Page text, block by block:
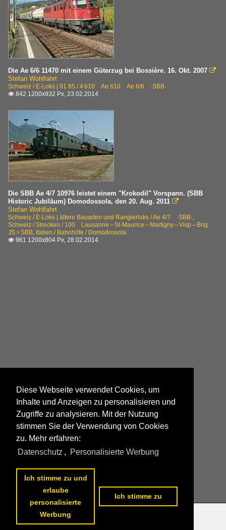
Die Ae 6/6 11470 mit einem Güterzug bei Bossière. 16. Okt. 2007 
Stefan Wohlfahrt
Schweiz / E-Loks | 91 85 / 4 610 Ae 610 Ae 6/6 ·SBB·
 842 1200x932 Px, 23.02.2014
Die SBB Ae 4/7 10976 leistet einem "Krokodil" Vorspann. (SBB
Historic Jubiläum) Domodossola, den 20. Aug. 2011 
Stefan Wohlfahrt
Schweiz / E-Loks | ältere Bauarten und Rangierloks / Ae 4/7 ·SBB·,
Schweiz / Strecken / 100 Lausanne – St-Maurice – Martigny – Visp – Brig
JS > SBB, Italien / Bahnhöfe / Domodossola
 961 1200x804 Px, 28.02.2014
Datenschutzerklärung
Diese Webseite verwendet Cookies, um
Inhalte und Anzeigen zu personalisieren und
Zugriffe zu analysieren. Mit der Nutzung
stimmen Sie der Verwendung von Cookies
zu. Mehr erfahren:
Datenschutz , Personalisierte Werbung
Ich stimme zu und
erlaube
personalisierte
Werbung
Ich stimme zu